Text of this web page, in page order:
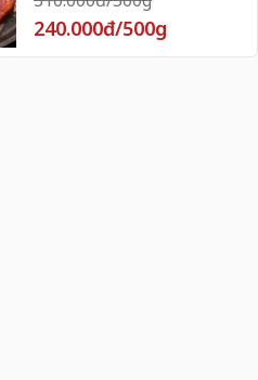
Khoai Tây
Ăn Là
240.000đ/500g